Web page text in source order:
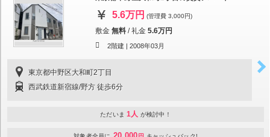
5.6万円 (管理費 3,000円)
敷金 無料 /礼金 5.6万円
2階建 | 2008年03月
東京都中野区大和町2丁目
西武鉄道新宿線/野方 徒歩6分
ただいま 1人 が検討中！
20,000